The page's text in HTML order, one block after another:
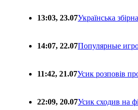
13:03, 23.07Українська
14:07, 22.07Популярные
11:42, 21.07Усик розповів
22:09, 20.07Усик сходив на